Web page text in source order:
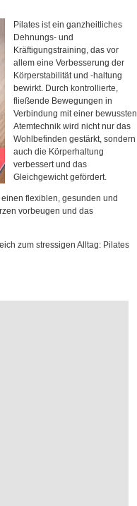
Pilates ist ein ganzheitliches
Dehnungs- und
Kräftigungstraining, das vor
allem eine Verbesserung der
Körperstabilität und -haltung
bewirkt. Durch kontrollierte,
fließende Bewegungen in
Verbindung mit einer bewussten
Atemtechnik wird nicht nur das
Wohlbefinden gestärkt, sondern
auch die Körperhaltung
verbessert und das
Gleichgewicht gefördert.
flexiblen, gesunden und
vorbeugen und das
zum stressigen Alltag: Pilates